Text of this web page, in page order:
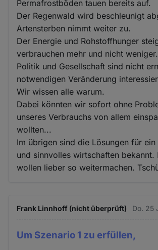
Permafrostböden tauen bereits auf.
Der Regenwald wird beschleunigt
Artensterben nimmt weiter zu.
Der Energie und Rohstoffhunger
verbrauchen mehr und nicht
Politik und Gesellschaft sind nicht
notwendigen Veränderung
Wir wissen alle warum.
Dabei könnten wir sofort ohne
unseres Verbrauchs von allem
wollten...
Im übrigen sind die Lösungen für ein
und sinnvolles wirtschaften bekannt.
wollen lieber so weitermachen.
Frank Linnhoff (nicht überprüft) Do. 25
Um Szenario 1 zu erfüllen,